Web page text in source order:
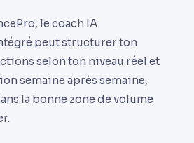
le coach IA
peut structurer ton
selon ton niveau réel et
semaine après semaine,
la bonne zone de volume